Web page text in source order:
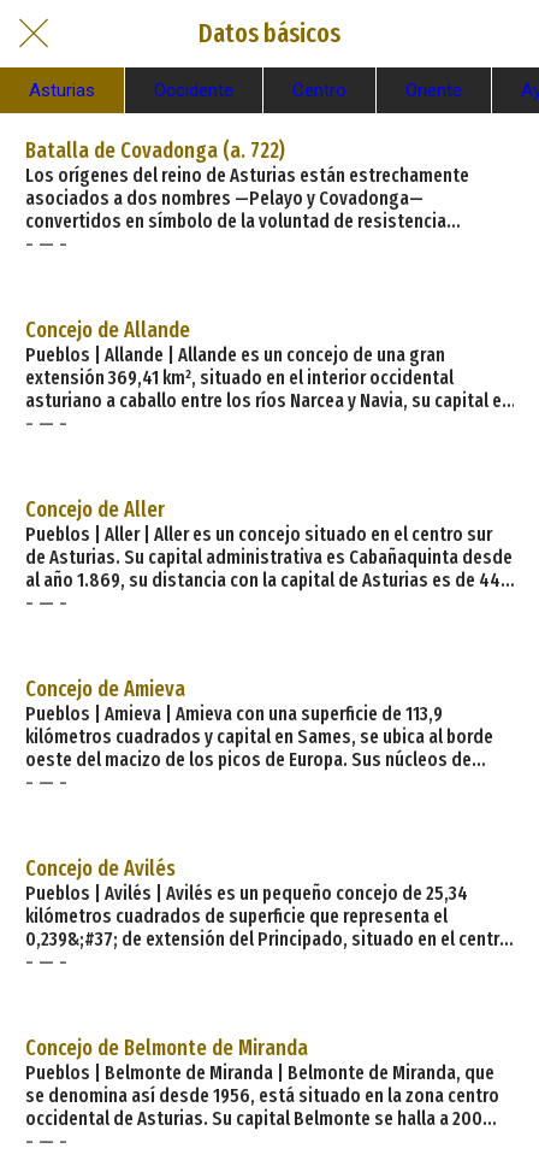
Datos básicos
Asturias Occidente Centro Oriente
Batalla de Covadonga (a. 722)
Los orígenes del reino de Asturias están estrechamente
asociados a dos nombres —Pelayo y Covadonga—
convertidos en símbolo de la voluntad de resistencia
cristiana frente a los invasores musulmanes que, en el
- — -
Concejo de Allande
Pueblos | Allande | Allande es un concejo de una gran
extensión 369,41 km², situado en el interior occidental
asturiano a caballo entre los ríos Narcea y Navia, su capital es
Pola de Allande, a una distancia de 104 km² de la capital del
Gran
- — -
Concejo de Aller
Pueblos | Aller | Aller es un concejo situado en el centro sur
de Asturias. Su capital administrativa es Cabañaquinta desde
al año 1.869, su distancia con la capital de Asturias es de 44
kilómetros. Los núcleos más poblados del concejo son por
concejos de La
- — -
Concejo de Amieva
Pueblos | Amieva | Amieva con una superficie de 113,9
kilómetros cuadrados y capital en Sames, se ubica al borde
oeste del macizo de los picos de Europa. Sus núcleos de
población más habitados son por este orden: Amieva, Sames
frontera con la provincia d
- — -
Concejo de Avilés
Pueblos | Avilés | Avilés es un pequeño concejo de 25,34
kilómetros cuadrados de superficie que representa el
0,239&;#37; de extensión del Principado, situado en el centro
de la costa asturiana y a 26 Km. de Oviedo. Está limitado por
- — -
Concejo de Belmonte de Miranda
Pueblos | Belmonte de Miranda | Belmonte de Miranda, que
se denomina así desde 1956, está situado en la zona centro
occidental de Asturias. Su capital Belmonte se halla a 200
metros sobre el nivel del mar, aunque su territorio supera en
- — -